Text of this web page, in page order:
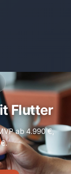
Flutter
ab 4.990 €,